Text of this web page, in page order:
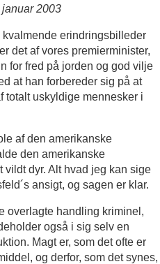
2003
kvalmende erindringsbilleder
det af vores premierminister,
for fred på jorden og god vilje
at han forbereder sig på at
totalt uskyldige mennesker i
af den amerikanske
den amerikanske
dyr. Alt hvad jeg kan sige
ansigt, og sagen er klar.
overlagte handling kriminel,
også i sig selv en
Magt er, som det ofte er
og derfor, som det synes,